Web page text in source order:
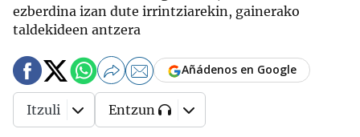
ezberdina izan dute irrintziarekin, gainerako
taldekideen antzera
Añádenos en Google
Itzuli Entzun